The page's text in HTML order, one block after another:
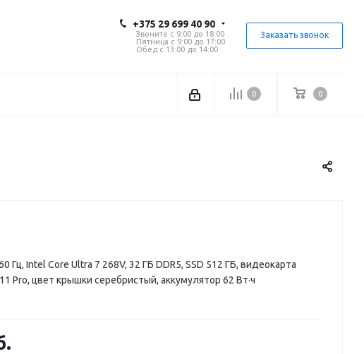
+375 29 699 40 90
Звоните с 9:00 до 18:00
Пятница с 9:00 до 17:00
Обед с 13:00 до 14:00
Заказать звонок
0 0
Гц, Intel Core Ultra 7 268V, 32 ГБ DDR5, SSD 512 ГБ, видеокарта
Pro, цвет крышки серебристый, аккумулятор 62 Вт·ч